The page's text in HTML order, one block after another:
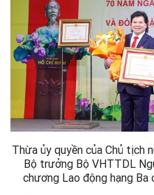
Thừa ủy quyền của Chủ tịch
Bộ trưởng Bộ VHTTDL
chương Lao động hạng Ba